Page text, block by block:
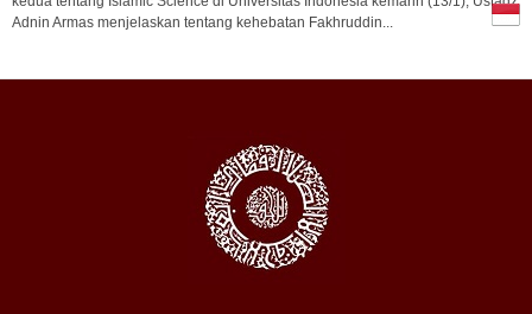
Adnin Armas menjelaskan tentang kehebatan Fakhruddin...